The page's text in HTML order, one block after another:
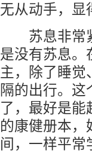
无从动手，显
苏息非常紧
是没有苏息。
主，除了睡觉
隔的出行。
了，最好是能
的康健册本，
间，一样平常